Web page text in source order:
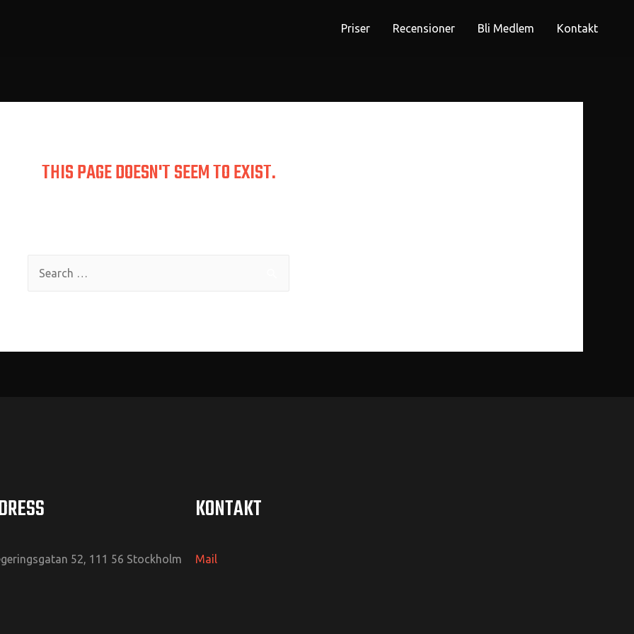
Priser Recensioner Bli Medlem Kontakt
THIS PAGE DOESN'T SEEM TO EXIST.
52, 111 56 Stockholm
KONTAKT
Mail